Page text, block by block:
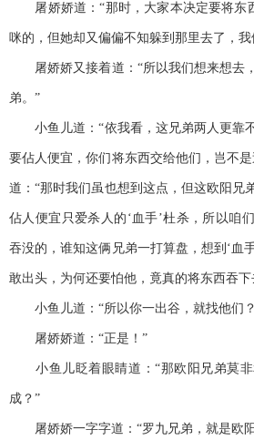
屠娇娇道：“那时，大家本决定要将东
咪的，但她却又偏偏不知躲到那里去了，
屠娇娇又接着道：“所以我们想来想去
弟。”
小鱼儿道：“依我看，这兄弟两人更靠
要佔人便宜，你们将东西交给他们，岂不
道：“那时我们虽也想到这点，但这欧阳兄
佔人便宜只爱杀人的‘血手’杜杀，所以咱
吞没的，谁知这俩兄弟一打算盘，想到‘血
敢出头，为何还要怕他，竟真的将东西吞下
小鱼儿道：“所以你一出谷，就找他们
屠娇娇道：“正是！”
小鱼儿眨着眼睛道：“那欧阳兄弟莫非
成？”
屠娇娇一字字道：“罗九兄弟，就是欧